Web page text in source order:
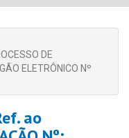
DE
ELETRÔNICO Nº
ao